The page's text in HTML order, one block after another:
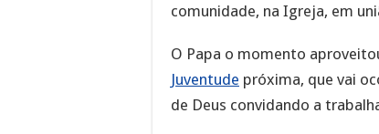
comunidade, na Igreja, em
O Papa o momento
Juventude próxima, que vai
de Deus convidando a